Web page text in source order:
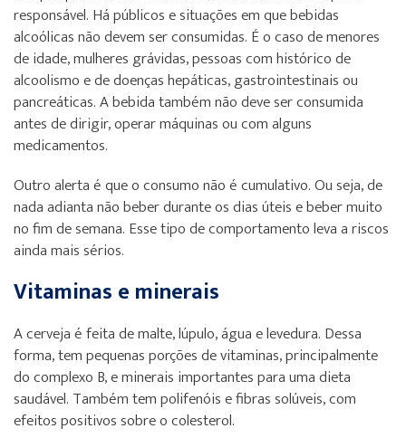
responsável. Há públicos e situações em que bebidas
alcoólicas não devem ser consumidas. É o caso de menores
de idade, mulheres grávidas, pessoas com histórico de
alcoolismo e de doenças hepáticas, gastrointestinais ou
pancreáticas. A bebida também não deve ser consumida
antes de dirigir, operar máquinas ou com alguns
medicamentos.
Outro alerta é que o consumo não é cumulativo. Ou seja, de
nada adianta não beber durante os dias úteis e beber muito
no fim de semana. Esse tipo de comportamento leva a riscos
ainda mais sérios.
Vitaminas e minerais
A cerveja é feita de malte, lúpulo, água e levedura. Dessa
forma, tem pequenas porções de vitaminas, principalmente
do complexo B, e minerais importantes para uma dieta
saudável. Também tem polifenóis e fibras solúveis, com
efeitos positivos sobre o colesterol.